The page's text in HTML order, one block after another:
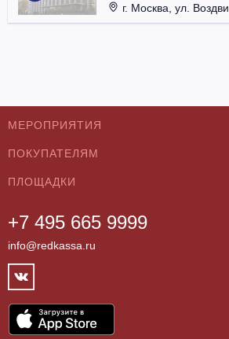
г. Москва, ул. Воздвиженка, д. 1, Кремль.
+7 495 665 9999
info@redkassa.ru
МЕРОПРИЯТИЯ
Концерты
Классика
Театры
Фестивали
Спорт
Цирк
ПОКУПАТЕЛЯМ
О нас
Как купить
Возврат билетов
Контакты
Партнёры
ПЛОЩАДКИ
Бар/Ресторан/Кафе
Клуб
Концертный зал
Театр